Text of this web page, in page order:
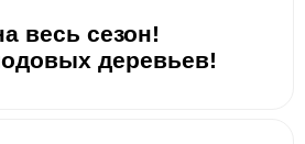
весь сезон!
деревьев!